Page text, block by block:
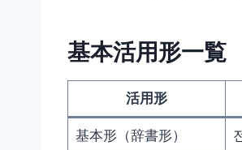
基本活用形一覧
活用形
基本形（辞書形）